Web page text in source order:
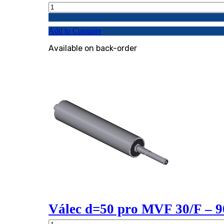
Válec
hnací
pro
904503
904552
Add to Compare
Available on back-order
Válec d=50 pro MVF 30/F –